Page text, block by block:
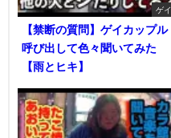
ゲイ
【禁断の質問】ゲイカップル
呼び出して色々聞いてみた
【雨とヒキ】